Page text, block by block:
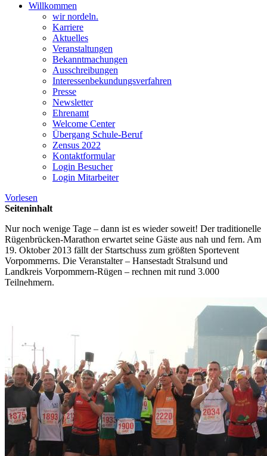
Willkommen
wir nordeln.
Karriere
Aktuelles
Veranstaltungen
Bekanntmachungen
Ausschreibungen
Interessen­bekundungsverfahren
Presse
Newsletter
Ehrenamt
Welcome Center
Übergang Schule-Beruf
Zensus 2022
Kontaktformular
Login Besucher
Login Mitarbeiter
Vorlesen
Seiteninhalt
Nur noch wenige Tage – dann ist es wieder soweit! Der traditionelle
Rügenbrücken-Marathon erwartet seine Gäste aus nah und fern. Am
19. Oktober 2013 fällt der Startschuss zum größten Sportevent
Vorpommerns. Die Veranstalter – Hansestadt Stralsund und
Landkreis Vorpommern-Rügen – rechnen mit rund 3.000
Teilnehmern.